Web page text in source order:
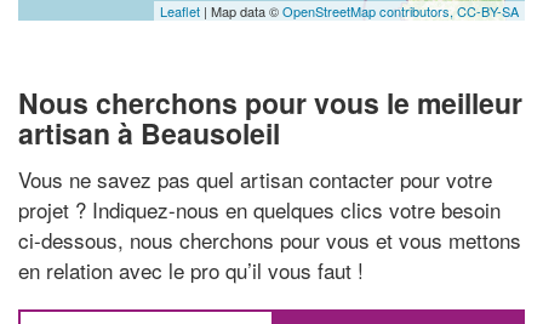
Leaflet | Map data ©OpenStreetMap contributors, CC-BY-SA
Nous cherchons pour vous le meilleur
artisan à Beausoleil
Vous ne savez pas quel artisan contacter pour votre
projet ? Indiquez-nous en quelques clics votre besoin
ci-dessous, nous cherchons pour vous et vous mettons
en relation avec le pro qu’il vous faut !